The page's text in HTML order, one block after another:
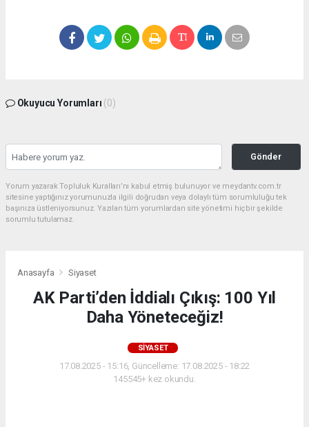
Okuyucu Yorumları (0)
Gönder
Yorum yazarak Topluluk Kuralları’nı kabul etmiş bulunuyor ve meydantv.com.tr
sitesine yaptığınız yorumunuzla ilgili doğrudan veya dolaylı tüm sorumluluğu tek
başınıza üstleniyorsunuz. Yazılan tüm yorumlardan site yönetimi hiçbir şekilde
sorumlu tutulamaz.
Anasayfa Siyaset
AK Parti’den İddialı Çıkış: 100 Yıl
Daha Yöneteceğiz!
SIYASET
17.08.2025 - 15:16, Güncelleme: 17.08.2025 - 18:22
145545+ kez okundu.